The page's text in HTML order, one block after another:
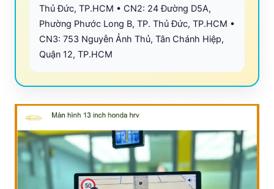
Thủ Đức, TP.HCM • CN2: 24 Đường D5A,
Phường Phước Long B, TP. Thủ Đức, TP.HCM •
CN3: 753 Nguyễn Ảnh Thủ, Tân Chánh Hiệp,
Quận 12, TP.HCM